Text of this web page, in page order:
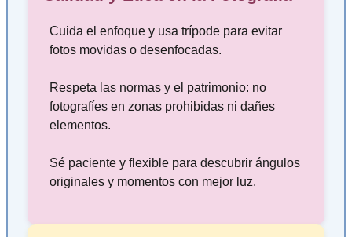
Cuida el enfoque y usa trípode para evitar
fotos movidas o desenfocadas.
Respeta las normas y el patrimonio: no
fotografíes en zonas prohibidas ni dañes
elementos.
Sé paciente y flexible para descubrir ángulos
originales y momentos con mejor luz.